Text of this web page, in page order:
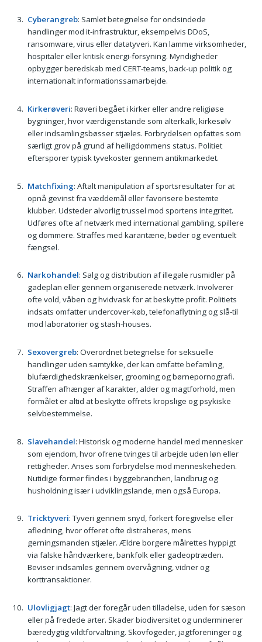
Cyberangreb: Samlet betegnelse for ondsindede
handlinger mod it-infrastruktur, eksempelvis DDoS,
ransomware, virus eller datatyveri. Kan lamme virksomheder,
hospitaler eller kritisk energi-forsyning. Myndigheder
opbygger beredskab med CERT-teams, back-up politik og
internationalt informationssamarbejde.
Kirkerøveri: Røveri begået i kirker eller andre religiøse
bygninger, hvor værdigenstande som alterkalk, kirkesølv
eller indsamlingsbøsser stjæles. Forbrydelsen opfattes som
særligt grov på grund af helligdommens status. Politiet
eftersporer typisk tyvekoster gennem antikmarkedet.
Matchfixing: Aftalt manipulation af sportsresultater for at
opnå gevinst fra væddemål eller favorisere bestemte
klubber. Udsteder alvorlig trussel mod sportens integritet.
Udføres ofte af netværk med international gambling, spillere
og dommere. Straffes med karantæne, bøder og eventuelt
fængsel.
Narkohandel: Salg og distribution af illegale rusmidler på
gadeplan eller gennem organiserede netværk. Involverer
ofte vold, våben og hvidvask for at beskytte profit. Politiets
indsats omfatter undercover-køb, telefonaflytning og slå-til
mod laboratorier og stash-houses.
Sexovergreb: Overordnet betegnelse for seksuelle
handlinger uden samtykke, der kan omfatte befamling,
blufærdighedskrænkelser, grooming og børnepornografi.
Straffen afhænger af karakter, alder og magtforhold, men
formålet er altid at beskytte offrets kropslige og psykiske
selvbestemmelse.
Slavehandel: Historisk og moderne handel med mennesker
som ejendom, hvor ofrene tvinges til arbejde uden løn eller
rettigheder. Anses som forbrydelse mod menneskeheden.
Nutidige former findes i byggebranchen, landbrug og
husholdning især i udviklingslande, men også Europa.
Tricktyveri: Tyveri gennem snyd, forkert foregivelse eller
afledning, hvor offeret ofte distraheres, mens
gerningsmanden stjæler. Ældre borgere målrettes hyppigt
via falske håndværkere, bankfolk eller gadeoptræden.
Beviser indsamles gennem overvågning, vidner og
korttransaktioner.
Ulovligjagt: Jagt der foregår uden tilladelse, uden for sæson
eller på fredede arter. Skader biodiversitet og underminerer
bæredygtig vildtforvaltning. Skovfogeder, jagtforeninger og